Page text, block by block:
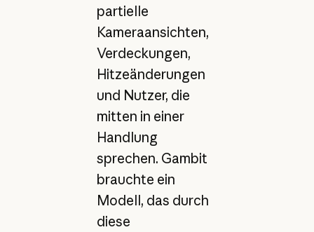
partielle
Kameraansichten,
Verdeckungen,
Hitzeänderungen
und Nutzer, die
mitten in einer
Handlung
sprechen. Gambit
brauchte ein
Modell, das durch
diese